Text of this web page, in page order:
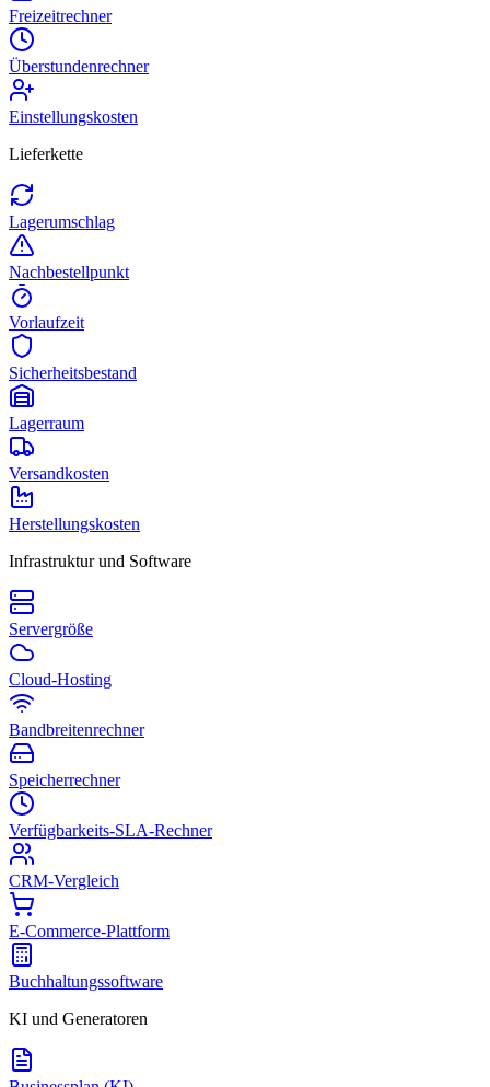
Freizeitrechner
Überstundenrechner
Einstellungskosten
Lieferkette
Lagerumschlag
Nachbestellpunkt
Vorlaufzeit
Sicherheitsbestand
Lagerraum
Versandkosten
Herstellungskosten
Infrastruktur und Software
Servergröße
Cloud-Hosting
Bandbreitenrechner
Speicherrechner
Verfügbarkeits-SLA-Rechner
CRM-Vergleich
E-Commerce-Plattform
Buchhaltungssoftware
KI und Generatoren